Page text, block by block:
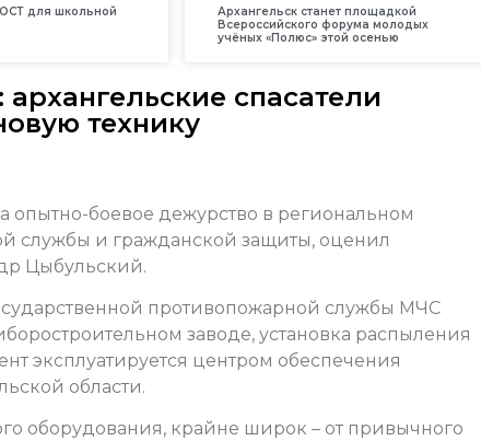
для школьной
Архангельск станет площадкой
Всероссийского форума молодых
учёных «Полюс» этой осенью
спасатели
технику
опытно-боевое дежурство в региональном
службы и гражданской защиты, оценил
Цыбульский.
противопожарной службы МЧС
заводе, установка распыления
эксплуатируется центром обеспечения
области.
оборудования, крайне широк – от привычного